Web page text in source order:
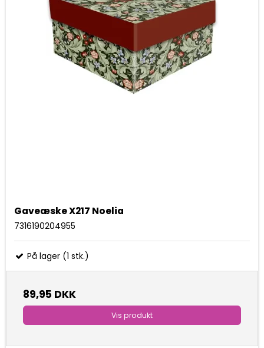
Gaveæske X217 Noelia
7316190204955
På lager (1 stk.)
89,95 DKK
Vis produkt